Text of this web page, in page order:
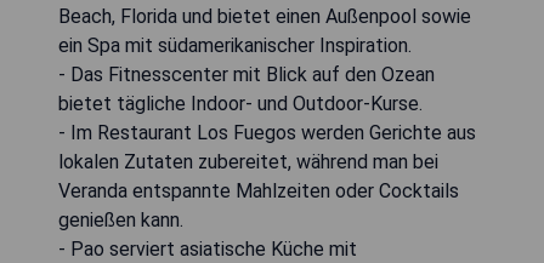
Beach, Florida und bietet einen Außenpool sowie
ein Spa mit südamerikanischer Inspiration.
- Das Fitnesscenter mit Blick auf den Ozean
bietet tägliche Indoor- und Outdoor-Kurse.
- Im Restaurant Los Fuegos werden Gerichte aus
lokalen Zutaten zubereitet, während man bei
Veranda entspannte Mahlzeiten oder Cocktails
genießen kann.
- Pao serviert asiatische Küche mit